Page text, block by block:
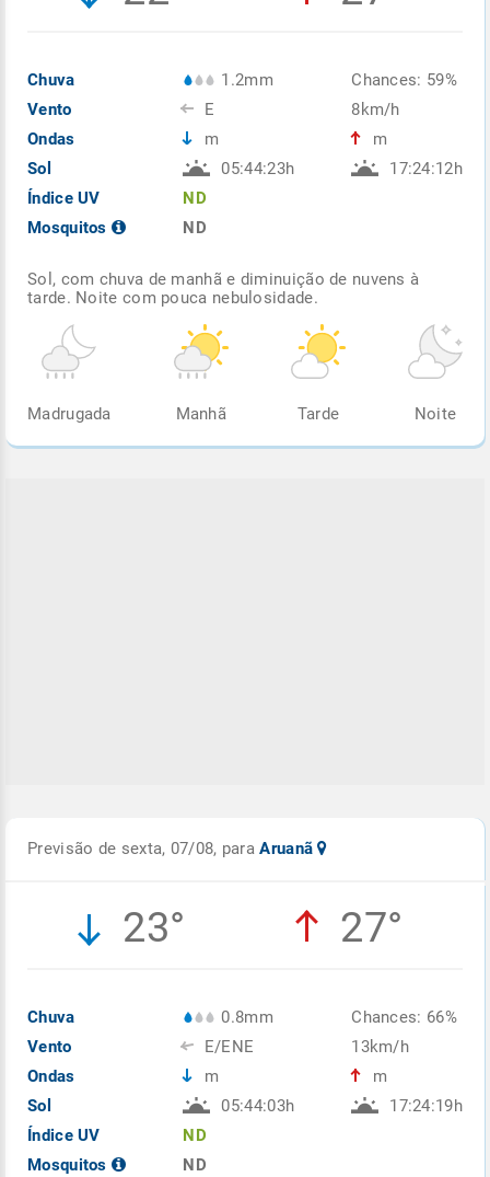
Chuva
Vento
Ondas
Sol
Índice UV
Mosquitos
1.2mm
E
m
05:44:23h
ND
ND
Chances: 59%
8km/h
m
17:24:12h
Sol, com chuva de manhã e diminuição de nuvens à
tarde. Noite com pouca nebulosidade.
Madrugada Manhã Tarde Noite
Previsão de sexta, 07/08, paraAruanã
23° 27°
Chuva
Vento
Ondas
Sol
Índice UV
Mosquitos
0.8mm
E/ENE
m
05:44:03h
ND
ND
Chances: 66%
13km/h
m
17:24:19h